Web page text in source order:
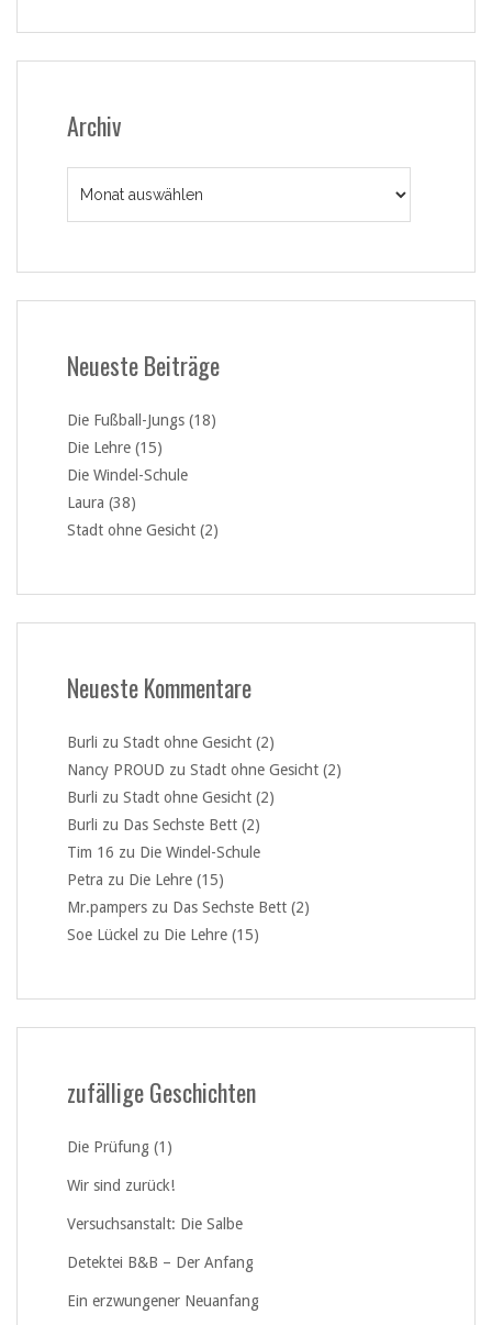
Archiv
Neueste Beiträge
Die Fußball-Jungs (18)
Die Lehre (15)
Die Windel-Schule
Laura (38)
Stadt ohne Gesicht (2)
Neueste Kommentare
Burli zu Stadt ohne Gesicht (2)
Nancy PROUD zu Stadt ohne Gesicht (2)
Burli zu Stadt ohne Gesicht (2)
Burli zu Das Sechste Bett (2)
Tim 16 zu Die Windel-Schule
Petra zu Die Lehre (15)
Mr.pampers zu Das Sechste Bett (2)
Soe Lückel zu Die Lehre (15)
zufällige Geschichten
Die Prüfung (1)
Wir sind zurück!
Versuchsanstalt: Die Salbe
Detektei B&B – Der Anfang
Ein erzwungener Neuanfang